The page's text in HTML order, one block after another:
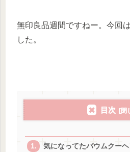
無印良品週間ですねー。今回
した。
目次
気になってたバウムクー